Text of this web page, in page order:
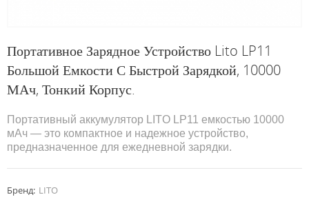
Портативное Зарядное Устройство Lito LP11
Большой Емкости С Быстрой Зарядкой, 10000
МАч, Тонкий Корпус.
Портативный аккумулятор LITO LP11 емкостью 10000
мАч — это компактное и надежное устройство,
предназначенное для ежедневной зарядки.
Бренд: LITO